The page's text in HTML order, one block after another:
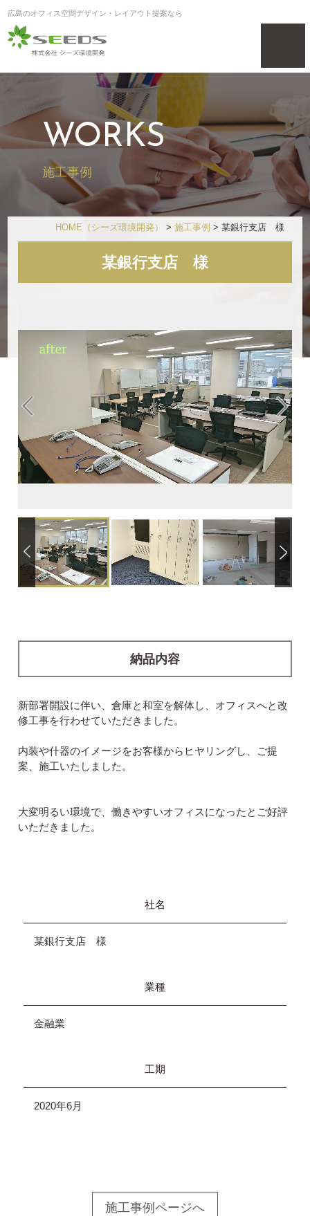
広島のオフィス空間デザイン・レイアウト提案なら
WORKS
施工事例
HOME （シーズ環境開発） > 施工事例 > 某銀行支店 様
某銀行支店 様
Next
Next
納品内容
新部署開設に伴い、倉庫と和室を解体し、オフィスへと改
修工事を行わせていただきました。
内装や什器のイメージをお客様からヒヤリングし、ご提
案、施工いたしました。
大変明るい環境で、働きやすいオフィスになったとご好評
いただきました。
社名
某銀行支店 様
業種
金融業
工期
2020年6月
施工事例ページへ